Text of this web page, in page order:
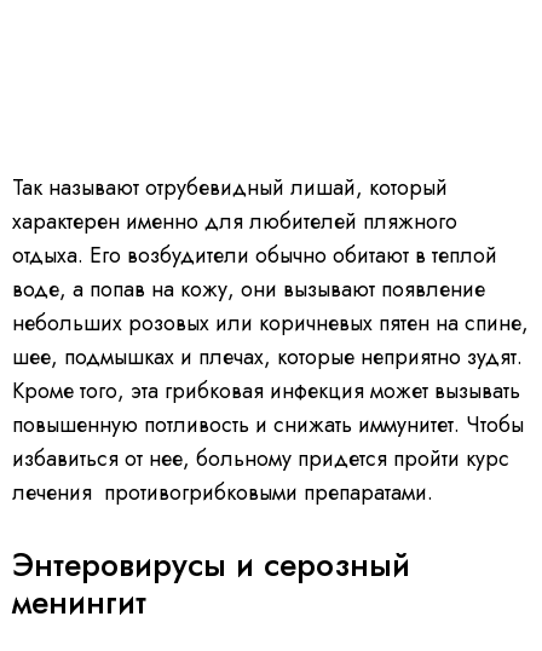
Так называют отрубевидный лишай, который
характерен именно для любителей пляжного
отдыха. Его возбудители обычно обитают в теплой
воде, а попав на кожу, они вызывают появление
небольших розовых или коричневых пятен на спине,
шее, подмышках и плечах, которые неприятно зудят.
Кроме того, эта грибковая инфекция может вызывать
повышенную потливость и снижать иммунитет. Чтобы
избавиться от нее, больному придется пройти курс
лечения противогрибковыми препаратами.
Энтеровирусы и серозный
менингит